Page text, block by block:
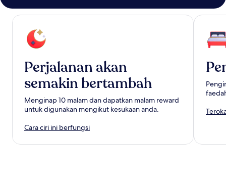
Perjalanan akan
semakin bertambah
Menginap 10 malam dan dapatkan malam reward
untuk digunakan mengikut kesukaan anda.
Cara ciri ini berfungsi